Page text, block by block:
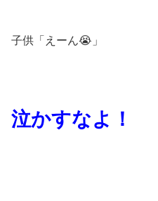
子供「えーん😭」
泣かすなよ！